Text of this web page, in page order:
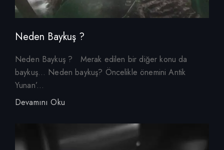
Neden Baykuş ?
Neden Baykuş ? Merak edilen bir diğer konu da
baykuş… Neden baykuş? Öncelikle önemini Antik
Yunan’...
Devamını Oku